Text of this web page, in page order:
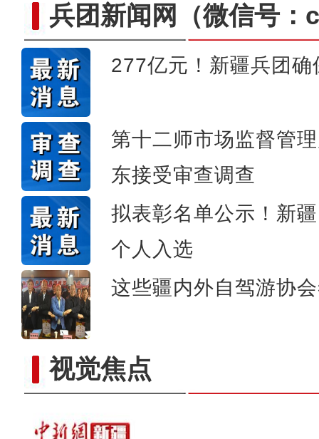
兵团新闻网 （微信号
277亿元！新疆兵团
第十二师市场监督管
东接受审查调查
拟表彰名单公示！新
个人入选
这些疆内外自驾游协会
视觉焦点
新疆托克逊县棉花播